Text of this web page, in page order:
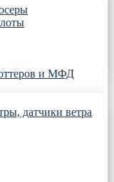
и МФД
датчики ветра